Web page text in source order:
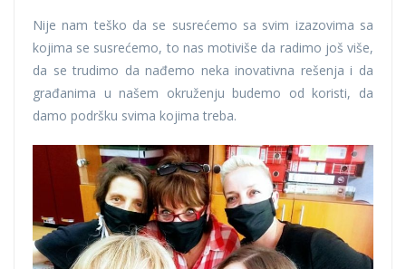
Nije nam teško da se susrećemo sa svim izazovima sa
kojima se susrećemo, to nas motiviše da radimo još više,
da se trudimo da nađemo neka inovativna rešenja i da
građanima u našem okruženju budemo od koristi, da
damo podršku svima kojima treba.